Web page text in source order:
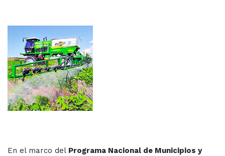
En el marco del Programa Nacional de Municipios y